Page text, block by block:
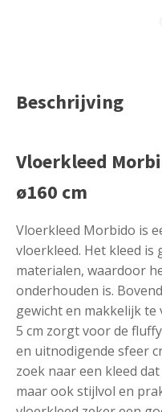
Beschrijving
Vloerkleed
ø160 cm
Vloerkleed Morbido is
vloerkleed. Het kleed is
materialen, waardoor
onderhouden is.
gewicht en makkelijk te
5 cm zorgt voor de
en uitnodigende sfeer
zoek naar een kleed
maar ook stijlvol en